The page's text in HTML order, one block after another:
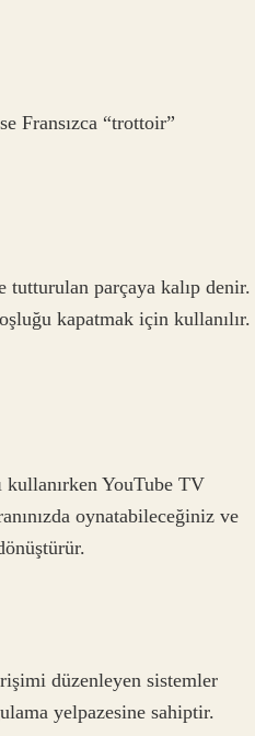
Fransızca “trottoir”
tutturulan parçaya kalıp denir.
kapatmak için kullanılır.
YouTube TV
oynatabileceğiniz ve
düzenleyen sistemler
yelpazesine sahiptir.